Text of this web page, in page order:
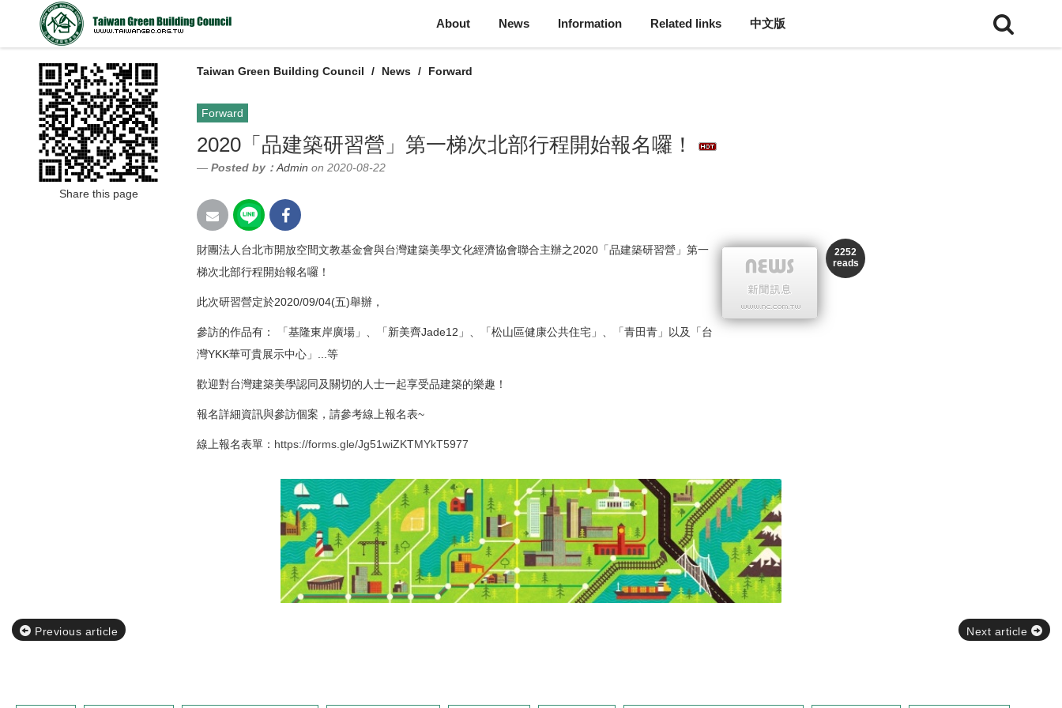
About News Information Related links 中文版
Taiwan Green Building Council News Forward
Forward
2020「品建築研習營」第一梯次北部行程開始報名囉！
Posted by： Admin on 2020-08-22
2252
reads
財團法人台北市開放空間文教基金會與台灣建築美學文化經濟協會聯合主辦之2020「品建築研習營」第一
梯次北部行程開始報名囉！
此次研習營定於2020/09/04(五)舉辦，
參訪的作品有： 「基隆東岸廣場」、「新美齊Jade12」、「松山區健康公共住宅」、「青田青」以及「台
灣YKK華可貴展示中心」...等
歡迎對台灣建築美學認同及關切的人士一起享受品建築的樂趣！
報名詳細資訊與參訪個案，請參考線上報名表~
線上報名表單： https://forms.gle/Jg51wiZKTMYkT5977
Share this page
Previous article Next article